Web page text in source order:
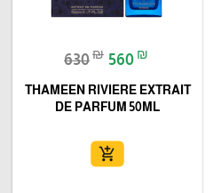
630₪ 560 ₪
THAMEEN RIVIERE EXTRAIT
DE PARFUM 50ML
add_shopping_cart